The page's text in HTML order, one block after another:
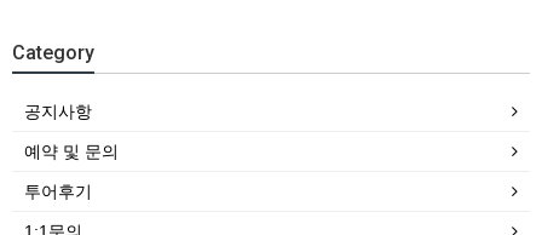
Category
공지사항
예약 및 문의
투어후기